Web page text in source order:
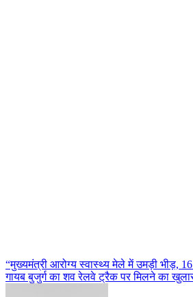
Post
navigation
“मुख्यमंत्री आरोग्य स्वास्थ्य मेले में उमड़ी भीड़,
गायब बुजुर्ग का शव रेलवे ट्रैक पर मिलने का